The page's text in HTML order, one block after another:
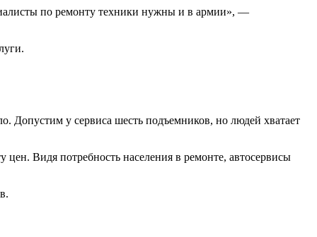
по ремонту техники нужны и в армии», —
Допустим у сервиса шесть подъемников, но людей хватает
Видя потребность населения в ремонте, автосервисы